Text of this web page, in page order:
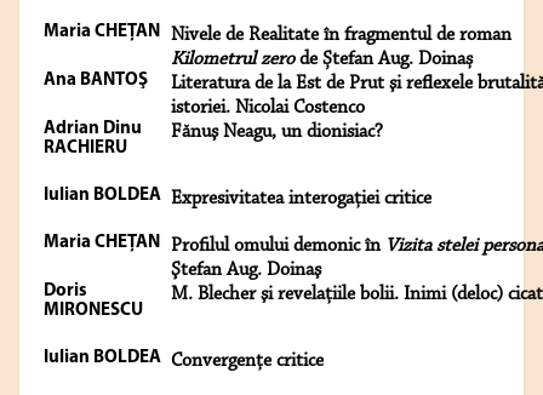
Maria CHEŢAN Nivele de Realitate în fragmentul de roman
Kilometrul zerode Ștefan Aug. Doinaș
Ana BANTOŞ
Literatura de la Est de Prut şi reflexele
istoriei. Nicolai Costenco
Adrian Dinu
RACHIERU
Fănuş Neagu, un dionisiac?
Iulian BOLDEA Expresivitatea interogaţiei critice
Maria CHEŢAN Profilul omului demonic în Vizita stelei
Ştefan Aug. Doinaş
Doris
MIRONESCU
M. Blecher şi revelaţiile bolii. Inimi (deloc)
Iulian BOLDEA Convergenţe critice